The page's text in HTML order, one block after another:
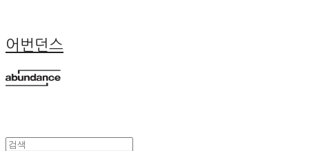
어번던스